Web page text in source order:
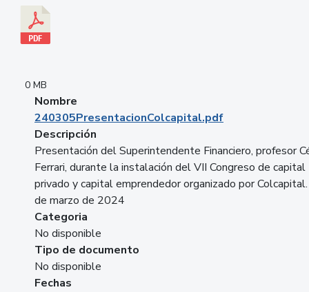
0 MB
Nombre
240305PresentacionColcapital.pdf
Descripción
Presentación del Superintendente Financiero, profesor
Ferrari, durante la instalación del VII Congreso de capital
privado y capital emprendedor organizado por
de marzo de 2024
Categoria
No disponible
Tipo de documento
No disponible
Fechas